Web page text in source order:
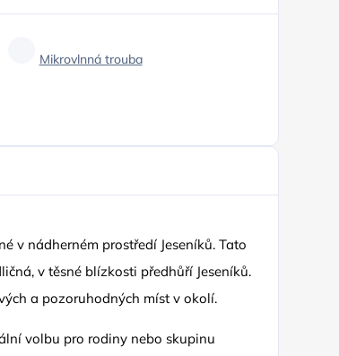
Mikrovlnná trouba
v nádherném prostředí Jeseníků. Tato
v těsné blízkosti předhůří Jeseníků.
a pozoruhodných míst v okolí.
volbu pro rodiny nebo skupinu